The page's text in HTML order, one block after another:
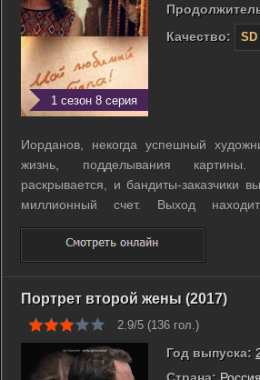
1 сезон 8 серия
Качество:
SD
Иорданов, некогда успешный
жизнь, подделывания
раскрывается, и бандиты-заказчики
миллионный счет. Выход
телевизору герой видит
разыскивает своего отца, внешне
тому же его тезку. Иорданов решает
Портрет второй жены (2017)
2.9/5 (136 гол.)
Год выпуска: